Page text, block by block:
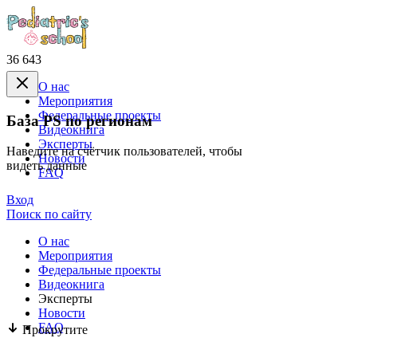
36 643
База PS по регионам
Наведите на счётчик пользователей, чтобы
видеть данные
Прокрутите
О нас
Mероприятия
Федеральные проекты
Видеокнига
Эксперты
Новости
FAQ
Вход
Поиск по сайту
О нас
Mероприятия
Федеральные проекты
Видеокнига
Эксперты
Новости
FAQ